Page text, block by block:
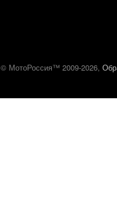
© МотоРоссия™ 2009-2026,